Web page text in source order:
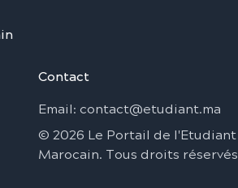
Contact
Email: contact@etudiant.ma
© 2026 Le Portail de l'Etudiant
Marocain. Tous droits réservés